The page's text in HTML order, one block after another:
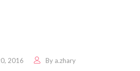
2016 By a.zhary